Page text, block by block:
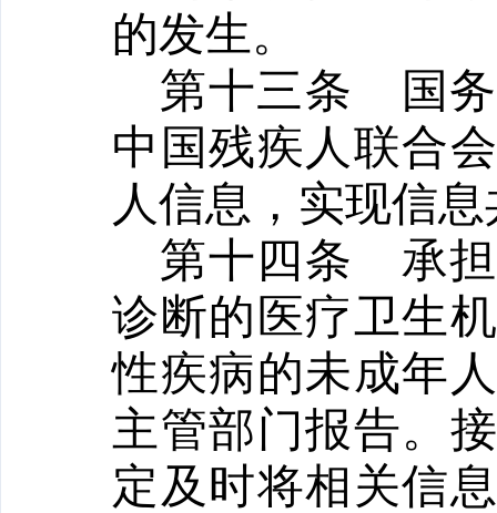
的发生。
第十三条
国
中国残疾人联合
人信息，实现信
第十四条 承
诊断的医疗卫生
性疾病的未成年
主管部门报告。
定及时将相关信